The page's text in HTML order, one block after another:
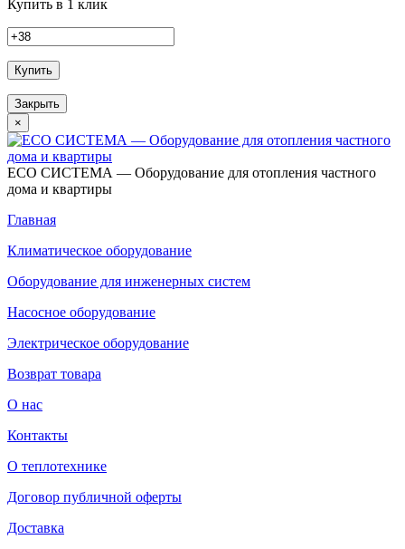
Купить в 1 клик
Купить
Закрыть
×
ECO СИСТЕМА — Оборудование для отопления частного
дома и квартиры
Главная
Климатическое оборудование
Оборудование для инженерных систем
Насосное оборудование
Электрическое оборудование
Возврат товара
О нас
Контакты
О теплотехнике
Договор публичной оферты
Доставка